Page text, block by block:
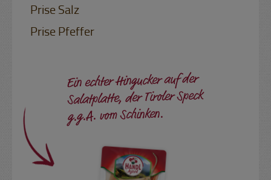
Prise Salz
Prise Pfeffer
Ein echter Hingucker auf der
Salatplatte, der Tiroler Speck
g.g.A. vom Schinken.